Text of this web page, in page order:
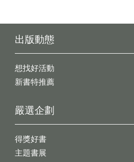
出版動態
想找好活動
新書特推薦
嚴選企劃
得獎好書
主題書展